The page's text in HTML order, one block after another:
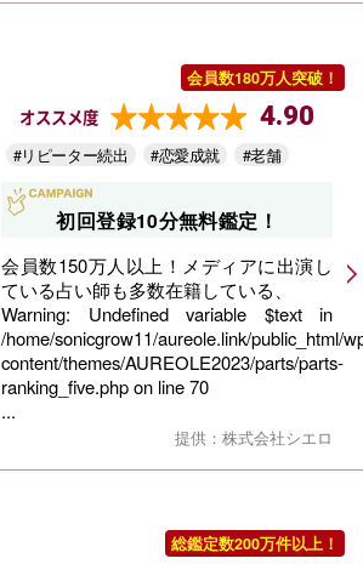
会員数180万人突破！
オススメ度 4.90
#リピーター続出 #恋愛成就 #老舗
初回登録10分無料鑑定！
会員数150万人以上！メディアに出演し
ている占い師も多数在籍している、
Warning: Undefined variable $text in
/home/sonicgrow11/aureole.link/public_html/
content/themes/AUREOLE2023/parts/parts-
ranking_five.phpon line70
...
提供：株式会社シエロ
総鑑定数200万件以上！